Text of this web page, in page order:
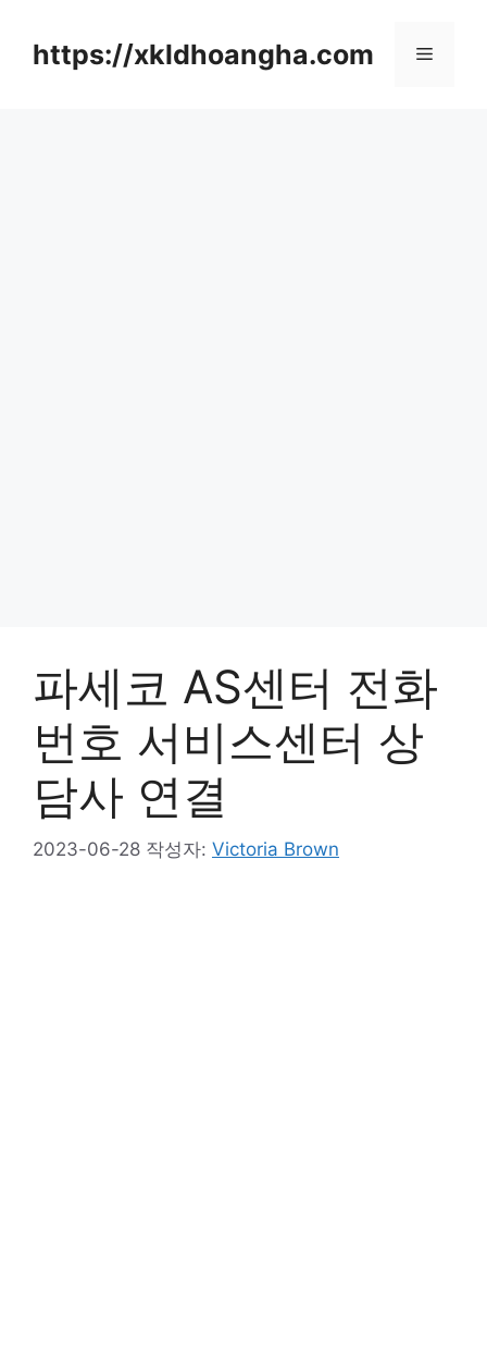
https://xkldhoangha.com 메
파세코 AS센터 전화
번호 서비스센터 상
담사 연결
2023-06-28 작성자: Victoria Brown